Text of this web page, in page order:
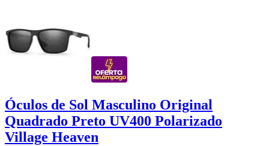
Óculos de Sol Masculino Original
Quadrado Preto UV400 Polarizado
Village Heaven